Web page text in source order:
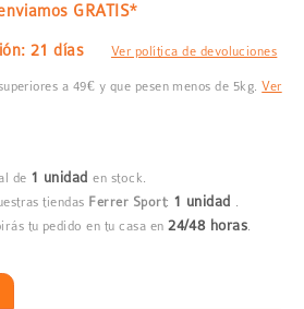
GRATIS*
21 días Ver política de devoluciones
a 49€ y que pesen menos de 5kg.Ver
de 1 unidaden stock.
tiendas Ferrer Sport: 1 unidad .
tu pedido en tu casa en24/48 horas.